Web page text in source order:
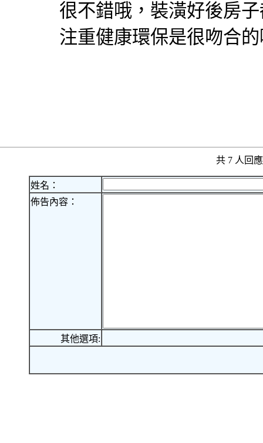
很不錯哦，裝潢好後房
注重健康環保是很吻合
共 7 人回
姓名：
佈告內容：
其他選項: